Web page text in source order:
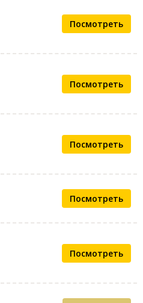
Посмотреть
Посмотреть
Посмотреть
Посмотреть
Посмотреть